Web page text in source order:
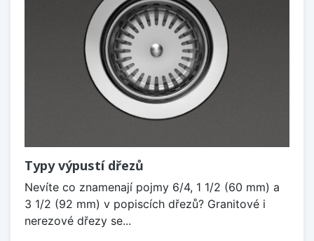
Typy výpustí dřezů
Nevíte co znamenají pojmy 6/4, 1 1/2 (60 mm) a
3 1/2 (92 mm) v popiscích dřezů? Granitové i
nerezové dřezy se...